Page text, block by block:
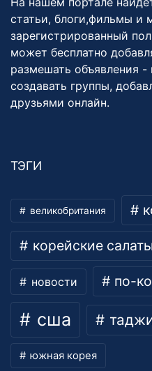
статьи, блоги,фильмы и
зарегистрированный
может бесплатно
размешать объявления -
создавать группы,
друзьями онлайн.
ТЭГИ
великобритания
корейские салаты
новости по-
сша
южная корея